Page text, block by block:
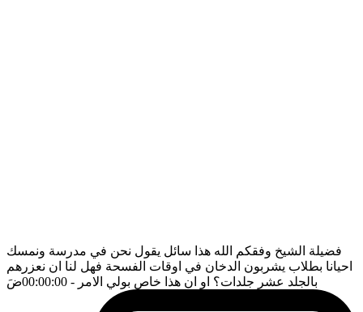
فضيلة الشيخ وفقكم الله هذا سائل يقول نحن في مدرسة ونمسك
احيانا بطلاب يشربون الدخان في اوقات الفسحة فهل لنا ان نعزرهم
بالجلد عشر جلدات؟ او ان هذا خاص بولي الامر - 00:00:00 ضَ